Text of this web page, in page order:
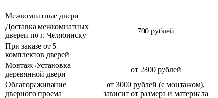
Межкомнатные двери
Доставка межкомнатных
дверей по г. Челябинску
700 рублей
При заказе от 5
комплектов дверей
Монтаж /Установка
деревянной двери
от 2800 рублей
Облагораживание
дверного проема
от 3000 рублей (с монтажом),
зависит от размера и материала